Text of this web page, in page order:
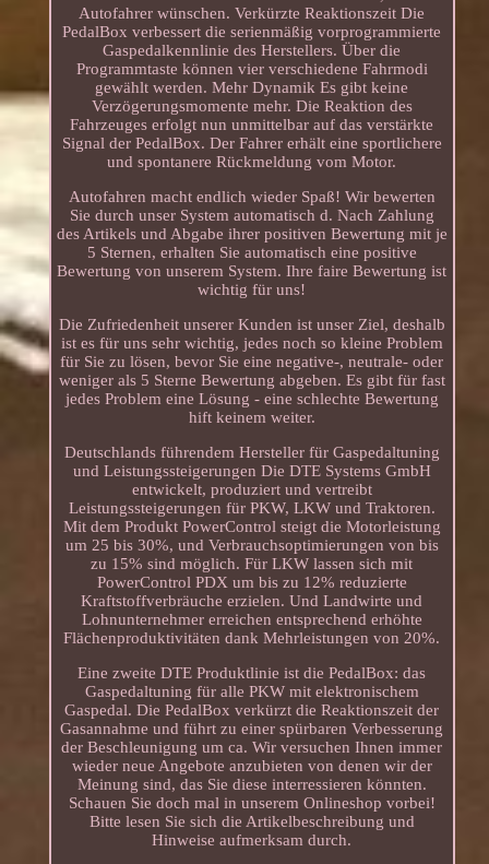
Autofahrer wünschen. Verkürzte Reaktionszeit Die
PedalBox verbessert die serienmäßig vorprogrammierte
Gaspedalkennlinie des Herstellers. Über die
Programmtaste können vier verschiedene Fahrmodi
gewählt werden. Mehr Dynamik Es gibt keine
Verzögerungsmomente mehr. Die Reaktion des
Fahrzeuges erfolgt nun unmittelbar auf das verstärkte
Signal der PedalBox. Der Fahrer erhält eine sportlichere
und spontanere Rückmeldung vom Motor.
Autofahren macht endlich wieder Spaß! Wir bewerten
Sie durch unser System automatisch d. Nach Zahlung
des Artikels und Abgabe ihrer positiven Bewertung mit je
5 Sternen, erhalten Sie automatisch eine positive
Bewertung von unserem System. Ihre faire Bewertung ist
wichtig für uns!
Die Zufriedenheit unserer Kunden ist unser Ziel, deshalb
ist es für uns sehr wichtig, jedes noch so kleine Problem
für Sie zu lösen, bevor Sie eine negative-, neutrale- oder
weniger als 5 Sterne Bewertung abgeben. Es gibt für fast
jedes Problem eine Lösung - eine schlechte Bewertung
hift keinem weiter.
Deutschlands führendem Hersteller für Gaspedaltuning
und Leistungssteigerungen Die DTE Systems GmbH
entwickelt, produziert und vertreibt
Leistungssteigerungen für PKW, LKW und Traktoren.
Mit dem Produkt PowerControl steigt die Motorleistung
um 25 bis 30%, und Verbrauchsoptimierungen von bis
zu 15% sind möglich. Für LKW lassen sich mit
PowerControl PDX um bis zu 12% reduzierte
Kraftstoffverbräuche erzielen. Und Landwirte und
Lohnunternehmer erreichen entsprechend erhöhte
Flächenproduktivitäten dank Mehrleistungen von 20%.
Eine zweite DTE Produktlinie ist die PedalBox: das
Gaspedaltuning für alle PKW mit elektronischem
Gaspedal. Die PedalBox verkürzt die Reaktionszeit der
Gasannahme und führt zu einer spürbaren Verbesserung
der Beschleunigung um ca. Wir versuchen Ihnen immer
wieder neue Angebote anzubieten von denen wir der
Meinung sind, das Sie diese interressieren könnten.
Schauen Sie doch mal in unserem Onlineshop vorbei!
Bitte lesen Sie sich die Artikelbeschreibung und
Hinweise aufmerksam durch.